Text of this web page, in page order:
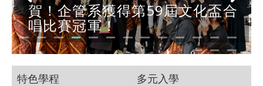
賀！企管系獲得第59屆文化盃合
唱比賽冠軍！
特色學程 多元入學